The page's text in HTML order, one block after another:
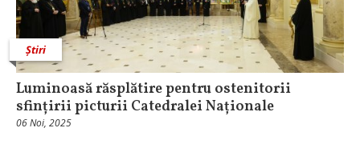
Știri
Luminoasă răsplătire pentru ostenitorii
sfințirii picturii Catedralei Naționale
06 Noi, 2025